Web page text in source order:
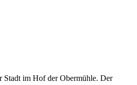
Stadt im Hof der Obermühle. Der